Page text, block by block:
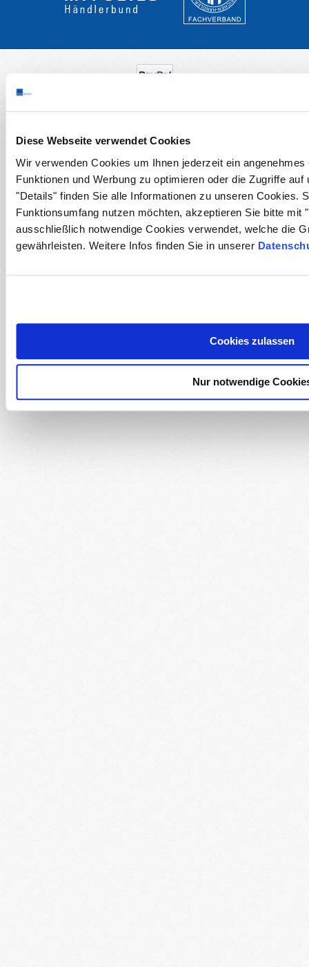
Diese Webseite verwendet Cookies
Wir verwenden Cookies um Ihnen jederzeit ein
Funktionen und Werbung zu optimieren oder die Zugriffe
"Details" finden Sie alle Informationen zu unseren Cookies.
Funktionsumfang nutzen möchten, akzeptieren Sie bitte mit
ausschließlich notwendige Cookies verwendet, welche die
gewährleisten. Weitere Infos finden Sie in unserer
Cookies zulassen
Nur notwendige